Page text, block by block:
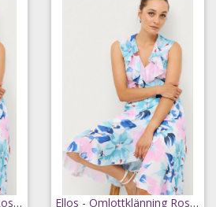
Ellos - Omlottklänning Rose - Vit - 36 Ellos - Omlottklänning Rose - Vit - 38